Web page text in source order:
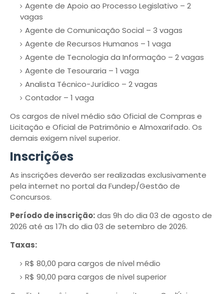
Agente de Apoio ao Processo Legislativo – 2
vagas
Agente de Comunicação Social – 3 vagas
Agente de Recursos Humanos – 1 vaga
Agente de Tecnologia da Informação – 2 vagas
Agente de Tesouraria – 1 vaga
Analista Técnico-Jurídico – 2 vagas
Contador – 1 vaga
Os cargos de nível médio são Oficial de Compras e
Licitação e Oficial de Patrimônio e Almoxarifado. Os
demais exigem nível superior.
Inscrições
As inscrições deverão ser realizadas exclusivamente
pela internet no portal da Fundep/Gestão de
Concursos.
Período de inscrição:das 9h do dia 03 de agosto de
2026 até as 17h do dia 03 de setembro de 2026.
Taxas:
R$ 80,00 para cargos de nível médio
R$ 90,00 para cargos de nível superior